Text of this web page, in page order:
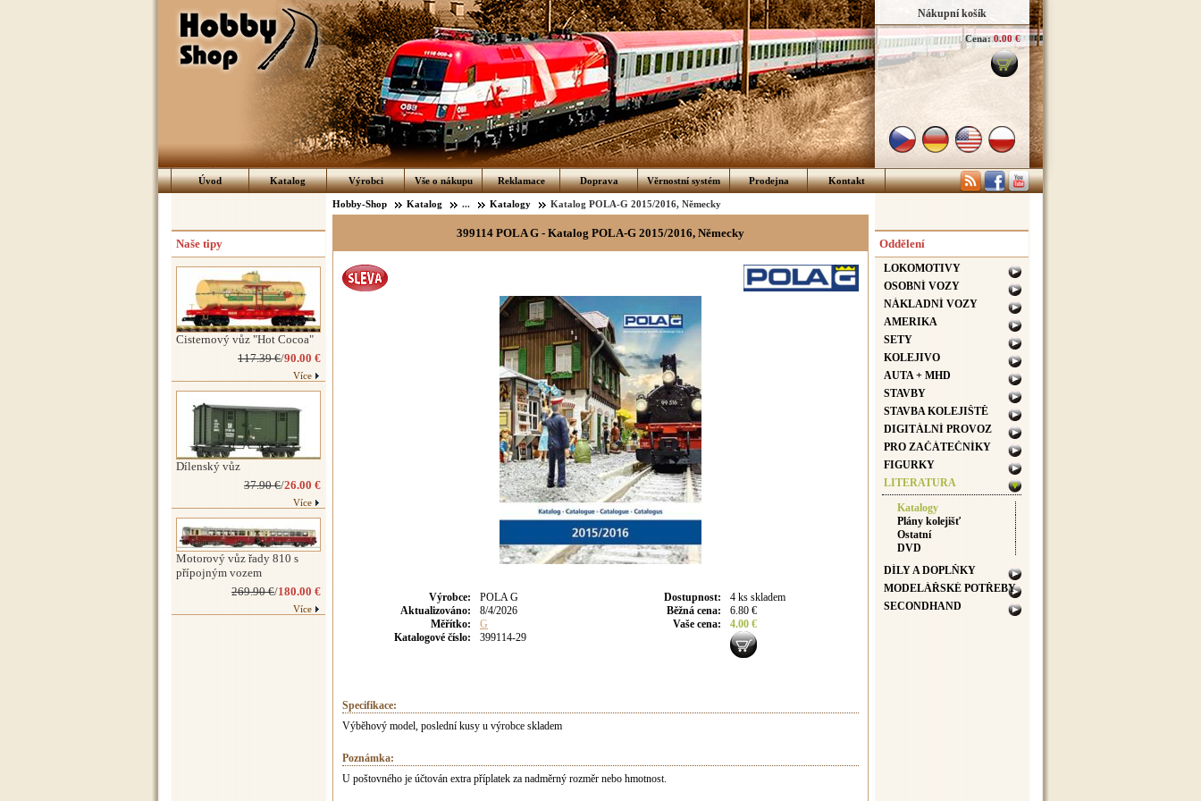
Nákupní košík
Cena: 0.00 €
Úvod Katalog Výrobci Vše o nákupu Reklamace Doprava Věrnostní systém Prodejna Kontakt
Hobby-Shop Katalog ... Katalogy Katalog POLA-G 2015/2016, Německy
399114 POLA G - Katalog POLA-G 2015/2016, Německy
Výrobce:
POLA G
Aktualizováno:
8/4/2026
Měřítko:
G
Katalogové číslo:
399114-29
Dostupnost:
4 ks skladem
Běžná cena:
6.80 €
Vaše cena: 4.00 €
Specifikace:
Výběhový model, poslední kusy u výrobce skladem
Poznámka:
U poštovného je účtován extra příplatek za nadměrný rozměr nebo hmotnost.
Naše tipy
Cisternový vůz "Hot Cocoa"
117.39 €/90.00 €
Více
Dílenský vůz
37.90 €/26.00 €
Více
Motorový vůz řady 810 s
přípojným vozem
269.90 €/180.00 €
Více
Oddělení
LOKOMOTIVY
OSOBNÍ VOZY
NÁKLADNÍ VOZY
AMERIKA
SETY
KOLEJIVO
AUTA + MHD
STAVBY
STAVBA KOLEJIŠTĚ
DIGITÁLNÍ PROVOZ
PRO ZAČÁTEČNÍKY
FIGURKY
LITERATURA
Katalogy
Plány kolejišť
Ostatní
DVD
DÍLY A DOPLŇKY
MODELÁŘSKÉ POTŘEBY
SECONDHAND